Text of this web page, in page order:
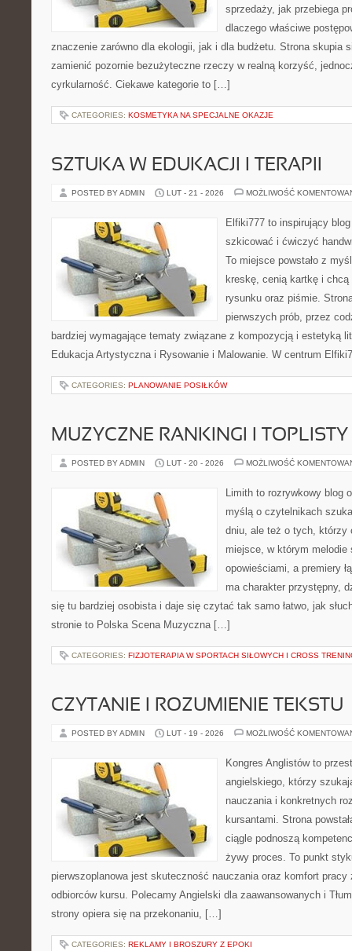
sprzedaży, jak przebiega
dlaczego właściwe
znaczenie zarówno dla ekologii, jak i dla budżetu. Strona skupia
zamienić pozornie bezużyteczne rzeczy w realną korzyść,
cyrkularność. Ciekawe kategorie to […]
CATEGORIES: KOSMETYKA NA SPECJALNE OKAZJE
SZTUKA W EDUKACJI I TERAPII
POSTED BY ADMIN LUT - 21 - 2026 MOŻLIWOŚĆ
Elfiki777 to inspirujący
szkicować i ćwiczyć
To miejsce powstało z
kreskę, cenią kartkę i chcą
rysunku oraz piśmie.
pierwszych prób, przez
bardziej wymagające tematy związane z kompozycją i estetyką
Edukacja Artystyczna i Rysowanie i Malowanie. W centrum
CATEGORIES: PLANOWANIE POSIŁKÓW
MUZYCZNE RANKINGI I TOPLISTY
POSTED BY ADMIN LUT - 20 - 2026 MOŻLIWOŚĆ
Limith to rozrywkowy blog
myślą o czytelnikach
dniu, ale też o tych, którzy
miejsce, w którym melodie
opowieściami, a premiery
ma charakter przystępny,
się tu bardziej osobista i daje się czytać tak samo łatwo, jak
stronie to Polska Scena Muzyczna […]
CATEGORIES: FIZJOTERAPIA W SPORTACH SIŁOWYCH I CROSS
CZYTANIE I ROZUMIENIE TEKSTU
POSTED BY ADMIN LUT - 19 - 2026 MOŻLIWOŚĆ
Kongres Anglistów to
angielskiego, którzy
nauczania i konkretnych
kursantami. Strona
ciągle podnoszą
żywy proces. To punkt
pierwszoplanowa jest skuteczność nauczania oraz komfort
odbiorców kursu. Polecamy Angielski dla zaawansowanych i
strony opiera się na przekonaniu, […]
CATEGORIES: REKLAMY I BROSZURY Z EPOKI